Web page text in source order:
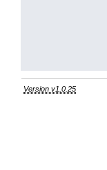
Version v1.0.25